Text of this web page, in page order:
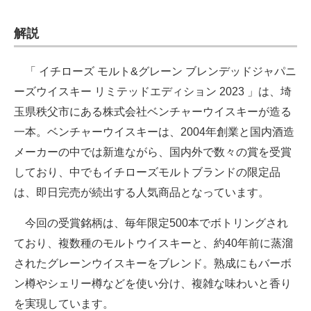
企業向けIT製品の総合サイト
IT製品の技術・比較・事例
製造業のIT導入・活用を支援
モノづくり技術者専門サイト
エレクトロニクス専門サイト
電子設計の基本と応用
エネルギーの専門メディア
建設×テクノロジーの最前線
ちょっと気になるネットの話題
解説
「 イチローズ モルト&グレーン ブレンデッドジャパニ
ーズウイスキー リミテッドエディション 2023 」は、埼
玉県秩父市にある株式会社ベンチャーウイスキーが造る
一本。ベンチャーウイスキーは、2004年創業と国内酒造
メーカーの中では新進ながら、国内外で数々の賞を受賞
しており、中でもイチローズモルトブランドの限定品
は、即日完売が続出する人気商品となっています。
今回の受賞銘柄は、毎年限定500本でボトリングされ
ており、複数種のモルトウイスキーと、約40年前に蒸溜
されたグレーンウイスキーをブレンド。熟成にもバーボ
ン樽やシェリー樽などを使い分け、複雑な味わいと香り
を実現しています。